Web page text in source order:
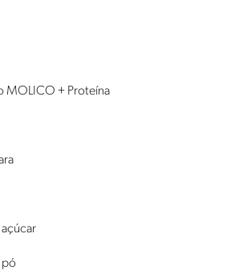
MOLICO + Proteína
açúcar
pó